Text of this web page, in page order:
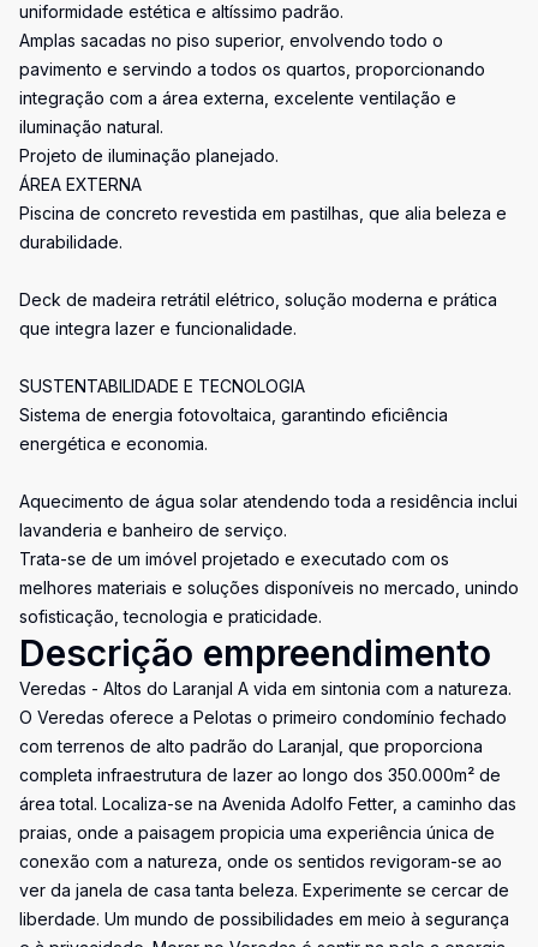
uniformidade estética e altíssimo padrão.
Amplas sacadas no piso superior, envolvendo todo o
pavimento e servindo a todos os quartos, proporcionando
integração com a área externa, excelente ventilação e
iluminação natural.
Projeto de iluminação planejado.
ÁREA EXTERNA
Piscina de concreto revestida em pastilhas, que alia beleza e
durabilidade.
Deck de madeira retrátil elétrico, solução moderna e prática
que integra lazer e funcionalidade.
SUSTENTABILIDADE E TECNOLOGIA
Sistema de energia fotovoltaica, garantindo eficiência
energética e economia.
Aquecimento de água solar atendendo toda a residência inclui
lavanderia e banheiro de serviço.
Trata-se de um imóvel projetado e executado com os
melhores materiais e soluções disponíveis no mercado, unindo
sofisticação, tecnologia e praticidade.
Descrição empreendimento
Veredas - Altos do Laranjal A vida em sintonia com a natureza.
O Veredas oferece a Pelotas o primeiro condomínio fechado
com terrenos de alto padrão do Laranjal, que proporciona
completa infraestrutura de lazer ao longo dos 350.000m² de
área total. Localiza-se na Avenida Adolfo Fetter, a caminho das
praias, onde a paisagem propicia uma experiência única de
conexão com a natureza, onde os sentidos revigoram-se ao
ver da janela de casa tanta beleza. Experimente se cercar de
liberdade. Um mundo de possibilidades em meio à segurança